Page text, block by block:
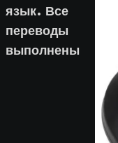
язык. Все
переводы
выполнены